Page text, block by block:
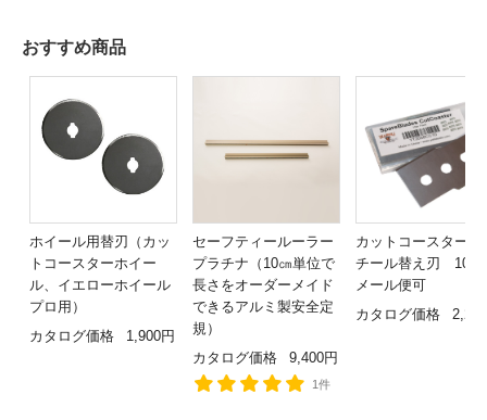
おすすめ商品
ホイール用替刃（カッ
トコースターホイー
ル、イエローホイール
プロ用）
カタログ価格
1,900円
セーフティールーラー
プラチナ（10㎝単位で
長さをオーダーメイド
できるアルミ製安全定
規）
カタログ価格
9,400円
1件
カットコースター用
チール替え刃 10
メール便可
カタログ価格